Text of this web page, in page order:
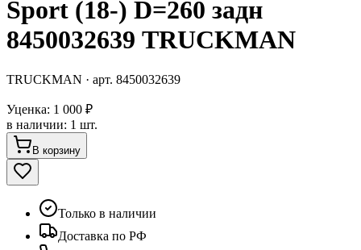
Sport (18-) D=260 задн
8450032639 TRUCKMAN
TRUCKMAN · арт. 8450032639
Уценка: 1 000 ₽
в наличии: 1 шт.
В корзину
Только в наличии
Доставка по РФ